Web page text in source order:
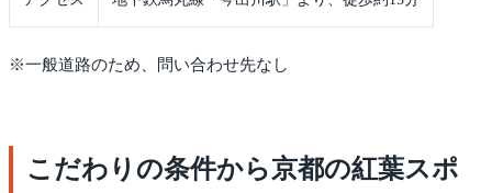
※一般道路のため、問い合わせ先なし
こだわりの条件から京都の紅葉スポ